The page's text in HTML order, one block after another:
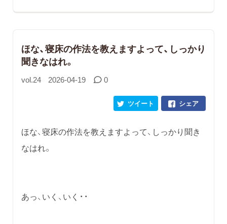
ほな、寝床の作法を教えますよって、しっかり
聞きなはれ。
vol.24 2026-04-19 0
シェア
ツイート
ほな、寝床の作法を教えますよって、しっかり聞き
なはれ。
あっ、いく、いく・・